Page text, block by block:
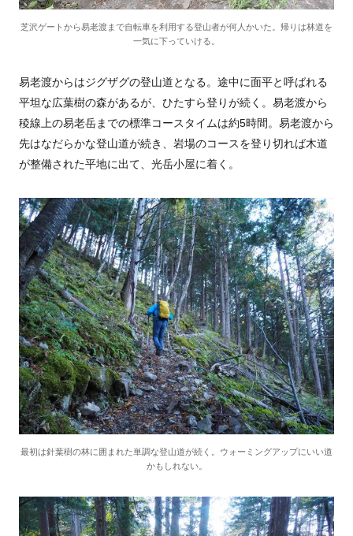
芝沢ゲートから易老渡まで自転車を利用する登山者が何人かいた。帰りは林道を
一気に下っていける。
易老渡からはジグザグの登山道となる。途中に面平と呼ばれる
平坦な広葉樹の森があるが、ひたすら登りが続く。易老渡から
稜線上の易老岳までの標準コースタイムは約5時間。易老渡から
先はなだらかな登山道が続き、岩場のコースを登り切れば木道
が整備された平地に出て、光岳小屋に着く。
最初は針葉樹の林に囲まれた単調な登山道が続く。ウォーミングアップにいい道
かもしれない。